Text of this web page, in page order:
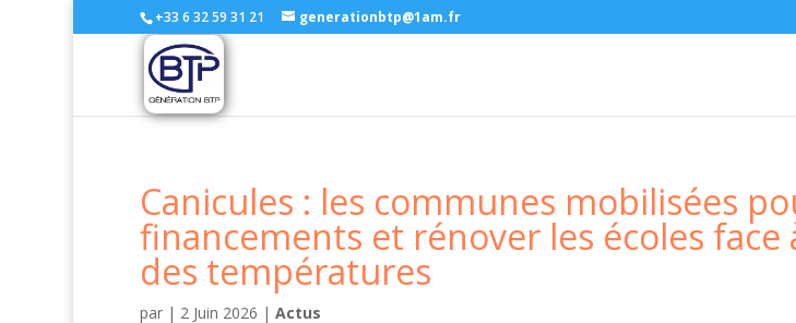
+33 6 32 59 31 21 generationbtp@1am.fr
Canicules : les communes mobilisées
financements et rénover les écoles face
des températures
par | 2 Juin 2026 | Actus